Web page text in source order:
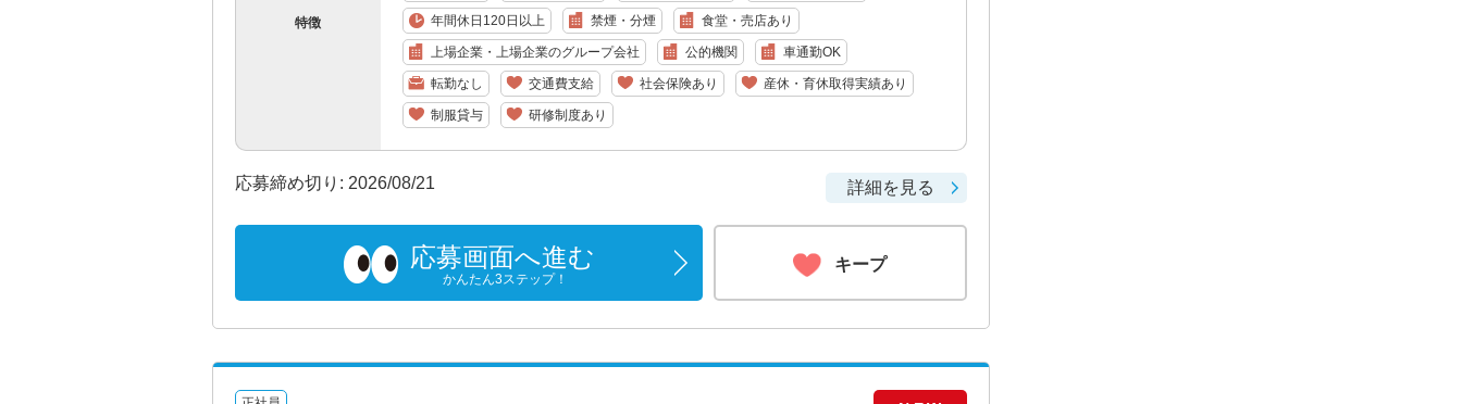
特徴 年間休日120日以上 禁煙・分煙 食堂・売店あり
上場企業・上場企業のグループ会社 公的機関 車通勤OK
転勤なし 交通費支給 社会保険あり 産休・育休取得実績あり
制服貸与 研修制度あり
応募締め切り: 2026/08/21 詳細を見る
応募画面へ進む
かんたん3ステップ！
キープ